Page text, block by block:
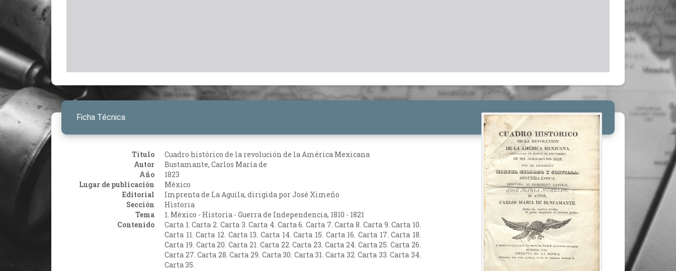
Ficha Técnica
Título
Cuadro histórico de la revolución de la América Mexicana
Autor
Bustamante, Carlos María de
Año
1823
Lugar de publicación
México
Editorial
Imprenta de La Aguila, dirigida por José Ximeño
Sección
Historia
Tema
1. México - Historia - Guerra de Independencia, 1810 - 1821
Contenido
Carta 1. Carta 2. Carta 3. Carta 4. Carta 6. Carta 7. Carta 8. Carta 9. Carta 10.
Carta 11. Carta 12. Carta 13. Carta 14. Carta 15. Carta 16. Carta 17. Carta 18.
Carta 19. Carta 20. Carta 21. Carta 22. Carta 23. Carta 24. Carta 25. Carta 26.
Carta 27. Carta 28. Carta 29. Carta 30. Carta 31. Carta 32. Carta 33. Carta 34.
Carta 35.